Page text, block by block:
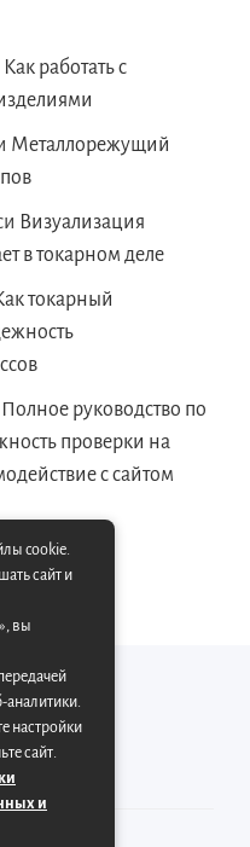
Как работать с
Металлорежущий
Визуализация
в токарном деле
токарный
Полное руководство по
проверки на
с сайтом
cookie.
сайт и
вы
аналитики.
настройки
сайт.
и